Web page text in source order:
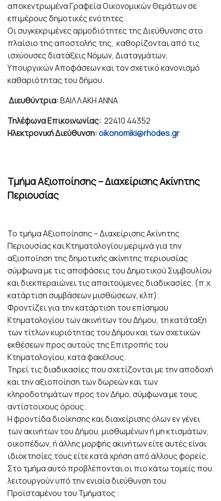
αποκεντρωμένα Γραφεία Οικονομικών Θεμάτων σε
επιμέρους δημοτικές ενότητες.
Οι συγκεκριμένες αρμοδιότητες της Διεύθυνσης στο
πλαίσιο της αποστολής της, καθορίζονται από τις
ισχύουσες διατάξεις Νόμων, Διαταγμάτων,
Υπουργικών Αποφάσεων και τον σχετικό κανονισμό
καθαριότητας του δήμου.
Διευθύντρια:ΒΑΙΛΛΑΚΗ ΑΝΝΑ
Τηλέφωνα Επικοινωνίας: 22410 44352
Ηλεκτρονική Διεύθυνση:oikonomiki@rhodes.gr
Tμήμα Αξιοποίησης – Διαχείρισης Ακίνητης
Περιουσίας
Το τμήμα Αξιοποίησης – Διαχείρισης Ακίνητης
Περιουσίας και Κτηματολογίου μεριμνά για την
αξιοποίηση της δημοτικής ακίνητης περιουσίας
σύμφωνα με τις αποφάσεις του Δημοτικού Συμβουλίου
και διεκπεραιώνει τις απαιτούμενες διαδικασίες. (π.χ.
κατάρτιση συμβάσεων μισθώσεων, κλπ).
Φροντίζει για την κατάρτιση του επίσημου
Κτηματολογίου των ακινήτων του Δήμου, τη κατάταξη
των τίτλων κυριότητας του Δήμου και των σχετικών
εκθέσεων προς αυτούς της Επιτροπής του
Κτηματολογίου, κατά φακέλους.
Τηρεί τις διαδικασίες που σχετίζονται με την αποδοχή
και την αξιοποίηση των δωρεών και των
κληροδοτημάτων προς τον Δήμο, σύμφωνα με τους
αντίστοιχους όρους.
Η φροντίδα διοίκησης και διαχείρισης όλων εν γένει
των ακινήτων του Δήμου, μισθωμένων ή μη κτισμάτων,
οικοπέδων, ή άλλης μορφής ακινήτων είτε αυτές είναι
ιδιοκτησίες τους είτε κατά χρήση από άλλους φορείς.
Στο τμήμα αυτό προβλέπονται οι πιο κάτω τομείς που
λειτουργούν υπό την ενιαία διεύθυνση του
Προϊσταμένου του Τμήματος :